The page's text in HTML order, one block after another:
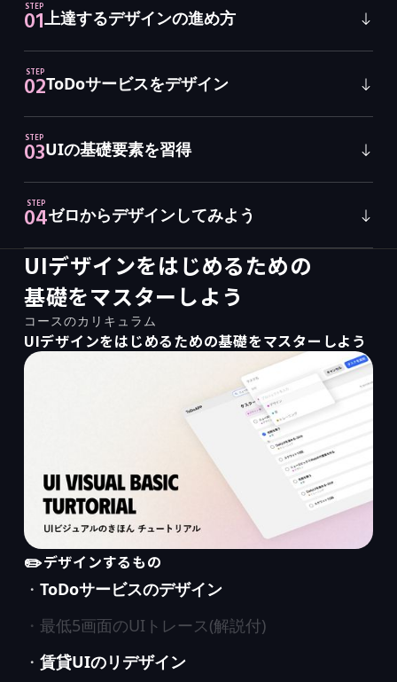
STEP
01上達するデザインの進め方
STEP
02ToDoサービスをデザイン
STEP
03UIの基礎要素を習得
STEP
04ゼロからデザインしてみよう
UIデザインをはじめるための
基礎をマスターしよう
コースのカリキュラム
UIデザインをはじめるための基礎をマスターしよう
✏️デザインするもの
・ ToDoサービスのデザイン
・ 最低5画面のUIトレース(解説付)
・ 賃貸UIのリデザイン